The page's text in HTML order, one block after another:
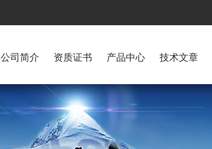
公司简介 资质证书 产品中心 技术文章